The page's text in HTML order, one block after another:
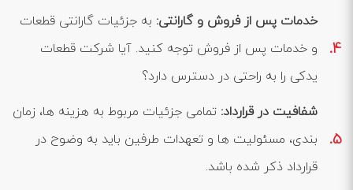
خدمات پس از فروش و گارانتی: به جزئیات گارانتی قطعات
و خدمات پس از فروش توجه کنید. آیا شرکت قطعات
یدکی را به راحتی در دسترس دارد؟
شفافیت در قرارداد: تمامی جزئیات مربوط به هزینه ‌ها، زمان
‌بندی، مسئولیت ‌ها و تعهدات طرفین باید به وضوح در
قرارداد ذکر شده باشد.